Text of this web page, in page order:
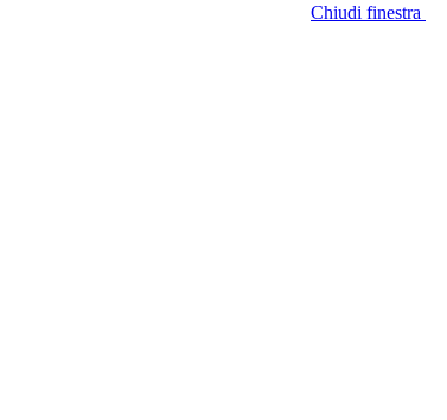
Chiudi finestra